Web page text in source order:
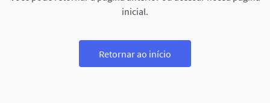
inicial.
Retornar ao início